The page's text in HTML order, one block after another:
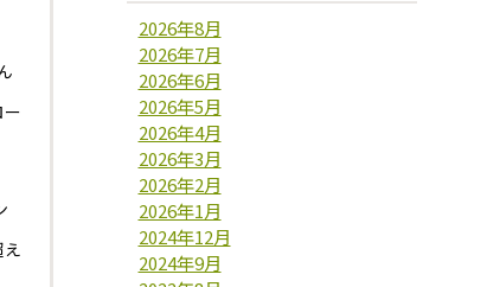
2026年8月
2026年7月
2026年6月
2026年5月
2026年4月
2026年3月
2026年2月
2026年1月
2024年12月
2024年9月